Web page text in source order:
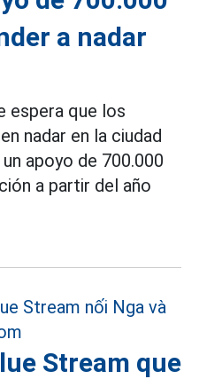
a nadar
espera que los
nadar en la ciudad
apoyo de 700.000
a partir del año
Stream que